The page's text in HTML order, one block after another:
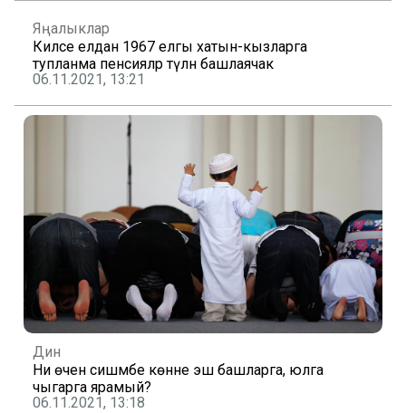
Яңалыклар
Киләсе елдан 1967 елгы хатын-кызларга
тупланма пенсияләр түләнә башлаячак
06.11.2021, 13:21
Дин
Ни өчен сишәмбе көнне эш башларга, юлга
чыгарга ярамый?
06.11.2021, 13:18